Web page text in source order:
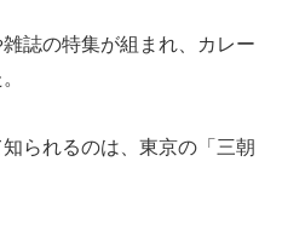
誌の特集が組まれ、カレー
られるのは、東京の「三朝